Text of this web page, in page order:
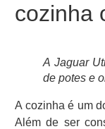
cozinha
A Jaguar
de potes e
A cozinha é um
Além de ser